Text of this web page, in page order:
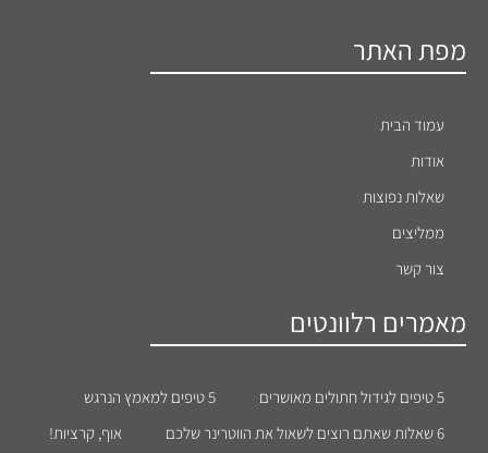
מפת האתר
עמוד הבית
אודות
שאלות נפוצות
ממליצים
צור קשר
מאמרים רלוונטים
5 טיפים לגידול חתולים מאושרים
5 טיפים למאמץ הנרגש
6 שאלות שאתם רוצים לשאול את הווטרינר שלכם
אוף, קרציות!